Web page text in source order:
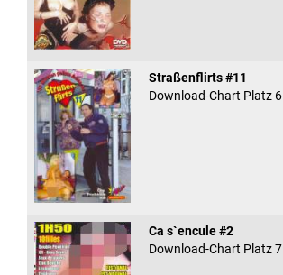
Straßenflirts #11
Download-Chart Platz 6
Ca s`encule #2
Download-Chart Platz 7